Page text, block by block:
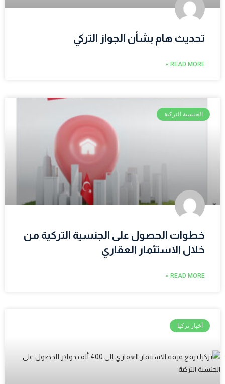
تحديث هام بشأن الجواز التركي
READ MORE »
الجنسية التركية
خطوات الحصول على الجنسية التركية من
خلال الاستثمار العقاري
READ MORE »
أخبار تركيا